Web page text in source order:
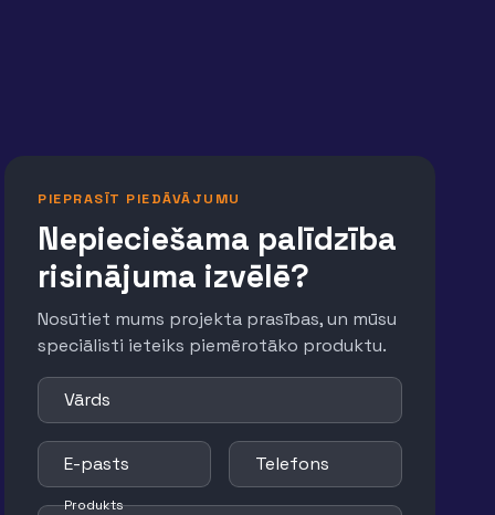
PIEPRASĪT PIEDĀVĀJUMU
Nepieciešama palīdzība
risinājuma izvēlē?
Nosūtiet mums projekta prasības, un mūsu
speciālisti ieteiks piemērotāko produktu.
Vārds
E-pasts Telefons
Produkts